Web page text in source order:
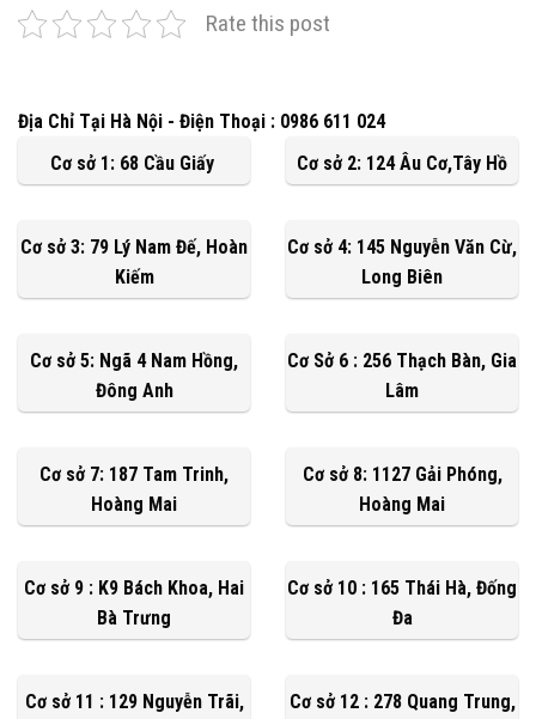
Rate this post
Địa Chỉ Tại Hà Nội - Điện Thoại : 0986 611 024
Cơ sở 1: 68 Cầu Giấy
Cơ sở 2: 124 Âu Cơ,Tây Hồ
Cơ sở 3: 79 Lý Nam Đế, Hoàn
Kiếm
Cơ sở 4: 145 Nguyễn Văn Cừ,
Long Biên
Cơ sở 5: Ngã 4 Nam Hồng,
Đông Anh
Cơ Sở 6 : 256 Thạch Bàn, Gia
Lâm
Cơ sở 7: 187 Tam Trinh,
Hoàng Mai
Cơ sở 8: 1127 Gải Phóng,
Hoàng Mai
Cơ sở 9 : K9 Bách Khoa, Hai
Bà Trưng
Cơ sở 10 : 165 Thái Hà, Đống
Đa
Cơ sở 11 : 129 Nguyễn Trãi,
Cơ sở 12 : 278 Quang Trung,